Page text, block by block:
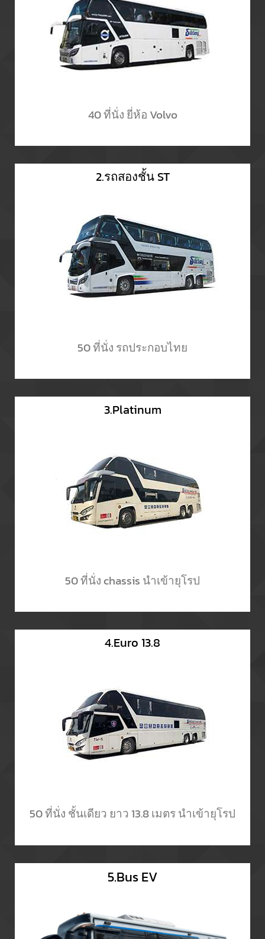
40 ที่นั่ง ยี่ห้อ Volvo
2.รถสองชั้น ST
50 ที่นั่ง รถประกอบไทย
3.Platinum
50 ที่นั่ง chassis นำเข้ายุโรป
4.Euro 13.8
50 ที่นั่ง ชั้นเดียว ยาว 13.8 เมตร นำเข้ายุโรป
5.Bus EV